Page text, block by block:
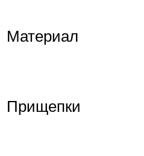
Материал
Прищепки